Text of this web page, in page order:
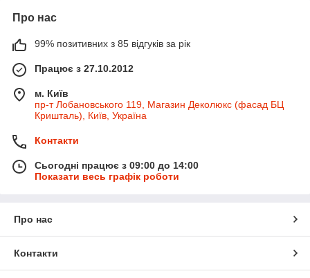
Про нас
99% позитивних з 85 відгуків за рік
Працює з 27.10.2012
м. Київ
пр-т Лобановського 119, Магазин Деколюкс (фасад БЦ
Кришталь), Київ, Україна
Контакти
Сьогодні працює з 09:00 до 14:00
Показати весь графік роботи
Про нас
Контакти